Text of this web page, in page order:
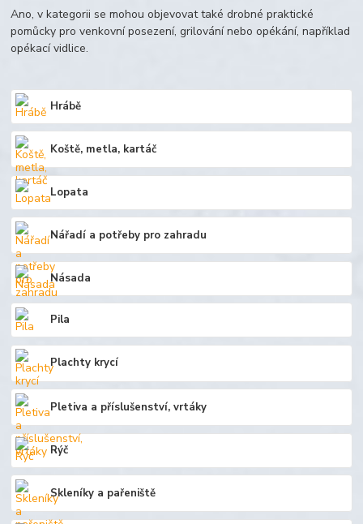
Ano, v kategorii se mohou objevovat také drobné praktické
pomůcky pro venkovní posezení, grilování nebo opékání, například
opékací vidlice.
Hrábě
Koště, metla, kartáč
Lopata
Nářadí a potřeby pro zahradu
Násada
Pila
Plachty krycí
Pletiva a příslušenství, vrtáky
Rýč
Skleníky a pařeniště